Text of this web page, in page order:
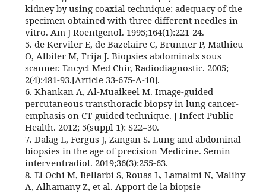
kidney by using coaxial technique: adequacy of the
specimen obtained with three different needles in
vitro. Am J Roentgenol. 1995;164(1):221-24.
5. de Kerviler E, de Bazelaire C, Brunner P, Mathieu
O, Albiter M, Frija J. Biopsies abdominals sous
scanner. Encycl Med Chir, Radiodiagnostic. 2005;
2(4):481-93.[Article 33-675-A-10].
6. Khankan A, Al-Muaikeel M. Image-guided
percutaneous transthoracic biopsy in lung cancer-
emphasis on CT-guided technique. J Infect Public
Health. 2012; 5(suppl 1): S22–30.
7. Dalag L, Fergus J, Zangan S. Lung and abdominal
biopsies in the age of precision Medicine. Semin
interventradiol. 2019;36(3):255-63.
8. El Ochi M, Bellarbi S, Rouas L, Lamalmi N, Malihy
A, Alhamany Z, et al. Apport de la biopsie